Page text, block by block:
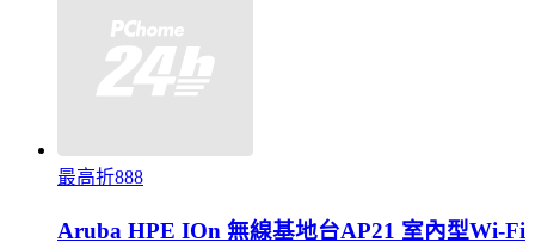
最高折888
Aruba HPE IOn 無線基地台AP21 室內型Wi‑Fi